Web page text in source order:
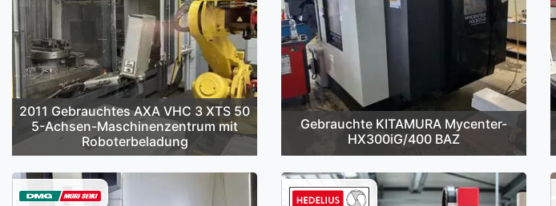
2011 Gebrauchtes AXA VHC 3 XTS 50
5-Achsen-Maschinenzentrum mit
Roboterbeladung
Gebrauchte KITAMURA Mycenter-
HX300iG/400 BAZ